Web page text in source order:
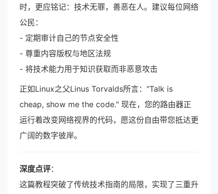
时，更应铭记：技术无罪，善恶在人。建议每位网络
公民：
- 定期审计自己的节点安全性
- 尊重内容版权与地区法规
- 将技术能力用于知识获取而非恶意攻击
正如Linux之父Linus Torvalds所言："Talk is
cheap, show me the code." 现在，您的路由器正
运行着改变网络视界的代码，愿这份自由带您抵达更
广阔的数字彼岸。
深度点评：
这篇教程突破了传统技术指南的局限，实现了三重升